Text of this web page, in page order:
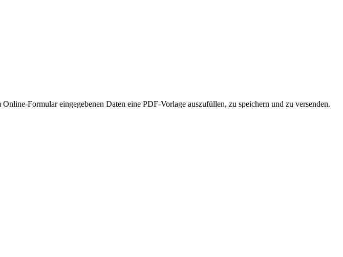
Formular eingegebenen Daten eine PDF-Vorlage auszufüllen, zu speichern und zu versenden.